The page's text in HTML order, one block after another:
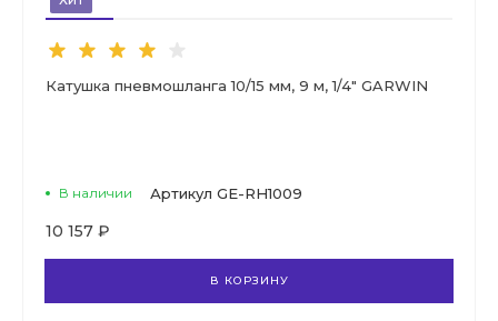
Катушка пневмошланга 10/15 мм, 9 м, 1/4" GARWIN
В наличии Артикул GE-RH1009
10 157 ₽
В КОРЗИНУ